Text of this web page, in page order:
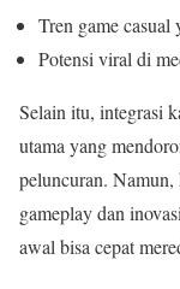
Tren game casual
Potensi viral di
Selain itu, integrasi
utama yang
peluncuran. Namun,
gameplay dan
awal bisa cepat